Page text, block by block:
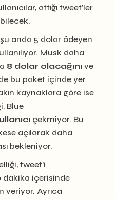
attığı tweet’ler
şu anda 5 dolar ödeyen
Musk daha
8 dolar olacağını ve
bu paket içinde yer
kaynaklara göre ise
Blue
çekmiyor. Bu
açılarak daha
bekleniyor.
tweet’i
dakika içerisinde
veriyor. Ayrıca